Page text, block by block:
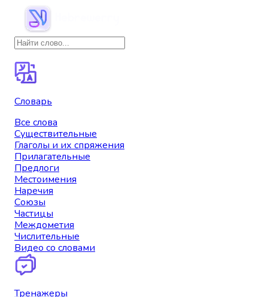
Словарь
Все слова
Существительные
Глаголы и их спряжения
Прилагательные
Предлоги
Местоимения
Наречия
Союзы
Частицы
Междометия
Числительные
Видео со словами
Тренажеры